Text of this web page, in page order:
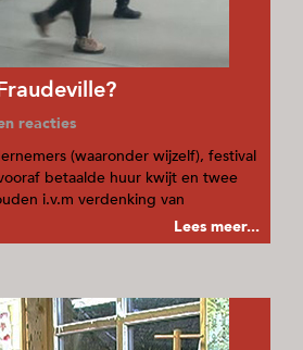
reacties
(waaronder wijzelf), festival
betaalde huur kwijt en twee
i.v.m verdenking van
Lees meer...